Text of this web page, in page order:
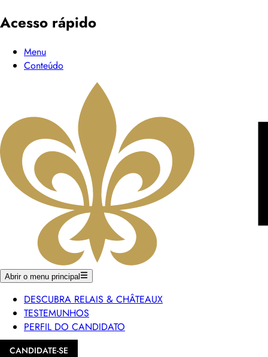
Acesso rápido
Menu
Conteúdo
Abrir o menu principal
DESCUBRA RELAIS & CHÂTEAUX
TESTEMUNHOS
PERFIL DO CANDIDATO
CANDIDATE-SE